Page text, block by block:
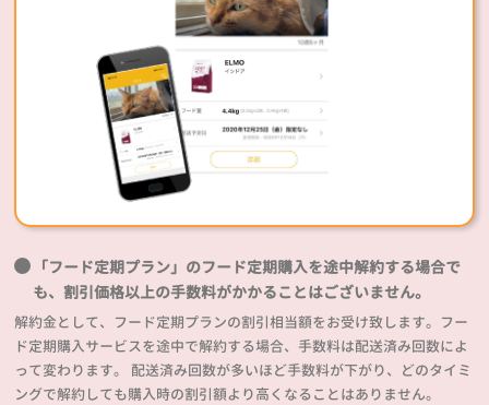
「フード定期プラン」のフード定期購入を途中解約する場合で
も、割引価格以上の手数料がかかることはございません。
解約金として、フード定期プランの割引相当額をお受け致します。フー
ド定期購入サービスを途中で解約する場合、手数料は配送済み回数によ
って変わります。 配送済み回数が多いほど手数料が下がり、どのタイミ
ングで解約しても購入時の割引額より高くなることはありません。